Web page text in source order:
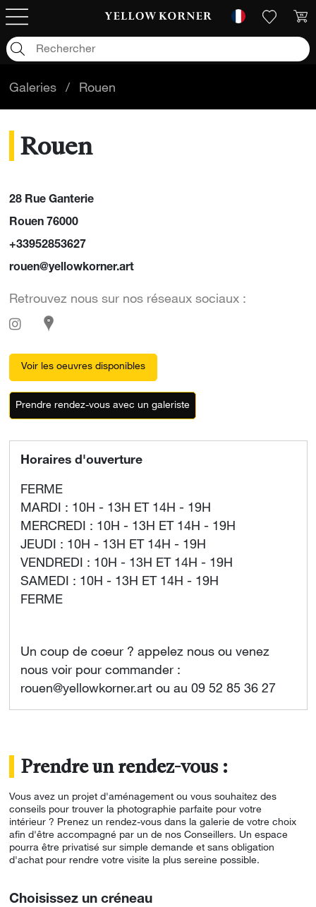
Galeries / Rouen
Rouen
28 Rue Ganterie
Rouen 76000
+33952853627
rouen@yellowkorner.art
Retrouvez nous sur nos réseaux sociaux :
Voir les oeuvres disponibles
Prendre rendez-vous avec un galeriste
Horaires d'ouverture
FERME
MARDI : 10H - 13H ET 14H - 19H
MERCREDI : 10H - 13H ET 14H - 19H
JEUDI : 10H - 13H ET 14H - 19H
VENDREDI : 10H - 13H ET 14H - 19H
SAMEDI : 10H - 13H ET 14H - 19H
FERME
Un coup de coeur ? appelez nous ou venez
nous voir pour commander :
rouen@yellowkorner.art ou au 09 52 85 36 27
Prendre un rendez-vous :
Vous avez un projet d'aménagement ou vous souhaitez des
conseils pour trouver la photographie parfaite pour votre
intérieur ? Prenez un rendez-vous dans la galerie de votre choix
afin d'être accompagné par un de nos Conseillers. Un espace
pourra être privatisé sur simple demande et sans obligation
d'achat pour rendre votre visite la plus sereine possible.
Choisissez un créneau